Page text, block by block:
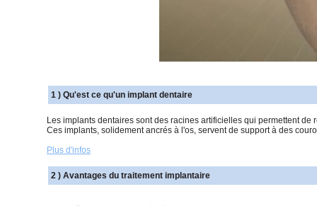
1 ) Qu'est ce qu'un implant dentaire
Les implants dentaires sont des racines artificielles qui permettent
Ces implants, solidement ancrés à l'os, servent de support à des
Plus d'infos
2 ) Avantages du traitement implantaire